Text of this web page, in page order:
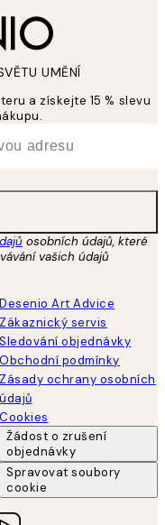
UMĚNÍ
a získejte 15 % slevu
osobních údajů, které
vašich údajů
Desenio Art Advice
Zákaznický servis
Sledování objednávky
Obchodní podmínky
Zásady ochrany osobních
údajů
Cookies
Žádost o zrušení
objednávky
Spravovat soubory
cookie